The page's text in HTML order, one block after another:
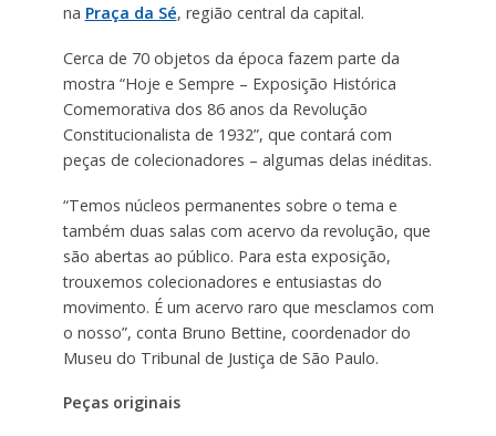
na Praça da Sé, região central da capital.
Cerca de 70 objetos da época fazem parte da
mostra “Hoje e Sempre – Exposição Histórica
Comemorativa dos 86 anos da Revolução
Constitucionalista de 1932”, que contará com
peças de colecionadores – algumas delas inéditas.
“Temos núcleos permanentes sobre o tema e
também duas salas com acervo da revolução, que
são abertas ao público. Para esta exposição,
trouxemos colecionadores e entusiastas do
movimento. É um acervo raro que mesclamos com
o nosso”, conta Bruno Bettine, coordenador do
Museu do Tribunal de Justiça de São Paulo.
Peças originais